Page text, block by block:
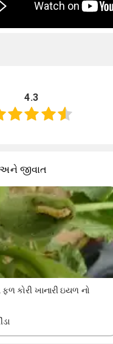
4.3
અને જીવાત
કોરી ખાનારી ઇયળ નો